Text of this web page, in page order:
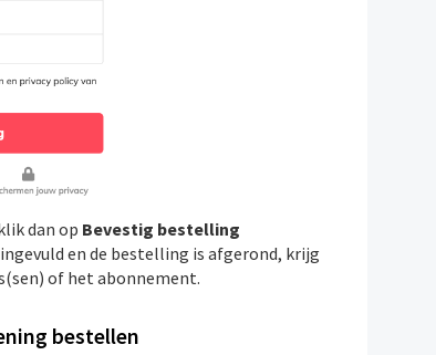
dan op Bevestig bestelling
en de bestelling is afgerond, krijg
of het abonnement.
bestellen